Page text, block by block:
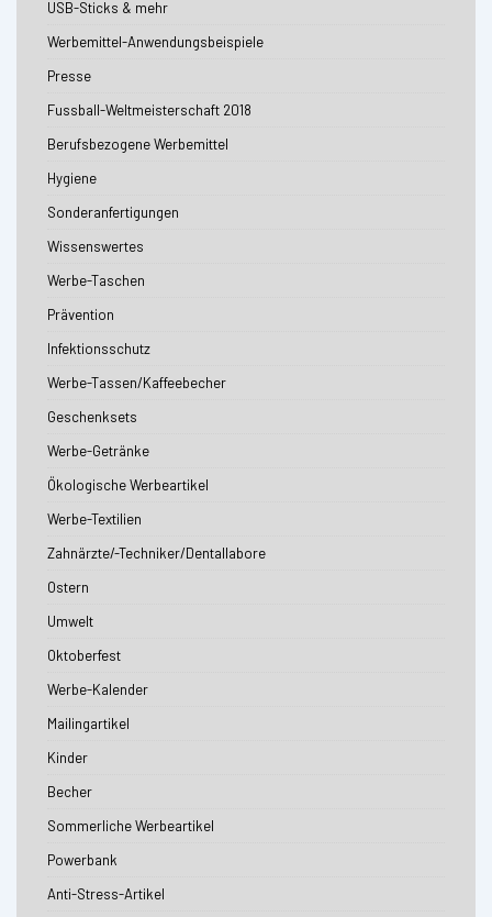
USB-Sticks & mehr
Werbemittel-Anwendungsbeispiele
Presse
Fussball-Weltmeisterschaft 2018
Berufsbezogene Werbemittel
Hygiene
Sonderanfertigungen
Wissenswertes
Werbe-Taschen
Prävention
Infektionsschutz
Werbe-Tassen/Kaffeebecher
Geschenksets
Werbe-Getränke
Ökologische Werbeartikel
Werbe-Textilien
Zahnärzte/-Techniker/Dentallabore
Ostern
Umwelt
Oktoberfest
Werbe-Kalender
Mailingartikel
Kinder
Becher
Sommerliche Werbeartikel
Powerbank
Anti-Stress-Artikel